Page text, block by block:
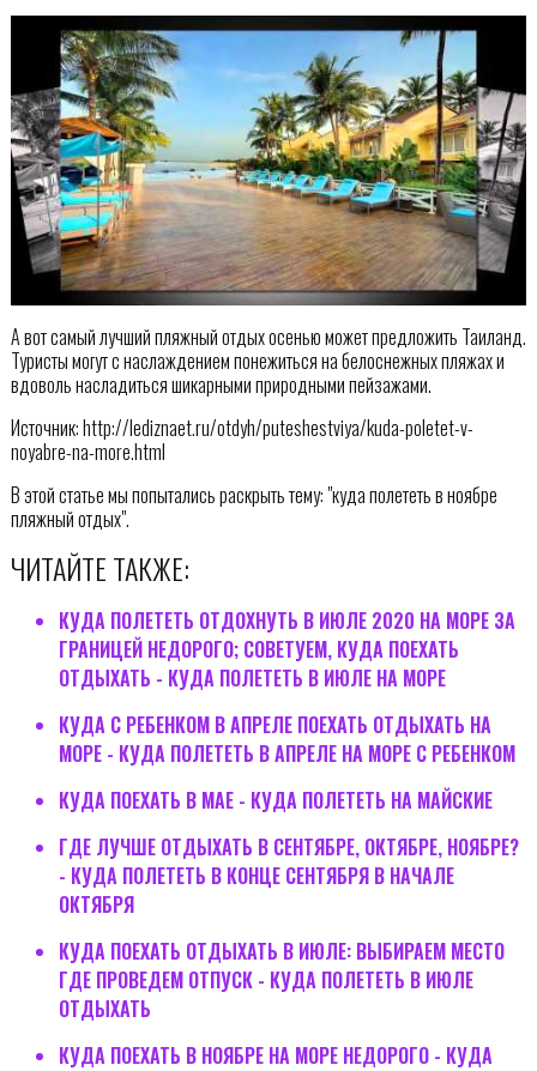
А вот самый лучший пляжный отдых осенью может предложить Таиланд.
Туристы могут с наслаждением понежиться на белоснежных пляжах и
вдоволь насладиться шикарными природными пейзажами.
Источник: http://lediznaet.ru/otdyh/puteshestviya/kuda-poletet-v-
noyabre-na-more.html
В этой статье мы попытались раскрыть тему: "куда полететь в ноябре
пляжный отдых".
ЧИТАЙТЕ ТАКЖЕ:
КУДА ПОЛЕТЕТЬ ОТДОХНУТЬ В ИЮЛЕ 2020 НА МОРЕ ЗА
ГРАНИЦЕЙ НЕДОРОГО; СОВЕТУЕМ, КУДА ПОЕХАТЬ
ОТДЫХАТЬ - КУДА ПОЛЕТЕТЬ В ИЮЛЕ НА МОРЕ
КУДА С РЕБЕНКОМ В АПРЕЛЕ ПОЕХАТЬ ОТДЫХАТЬ НА
МОРЕ - КУДА ПОЛЕТЕТЬ В АПРЕЛЕ НА МОРЕ С РЕБЕНКОМ
КУДА ПОЕХАТЬ В МАЕ - КУДА ПОЛЕТЕТЬ НА МАЙСКИЕ
ГДЕ ЛУЧШЕ ОТДЫХАТЬ В СЕНТЯБРЕ, ОКТЯБРЕ, НОЯБРЕ?
- КУДА ПОЛЕТЕТЬ В КОНЦЕ СЕНТЯБРЯ В НАЧАЛЕ
ОКТЯБРЯ
КУДА ПОЕХАТЬ ОТДЫХАТЬ В ИЮЛЕ: ВЫБИРАЕМ МЕСТО
ГДЕ ПРОВЕДЕМ ОТПУСК - КУДА ПОЛЕТЕТЬ В ИЮЛЕ
ОТДЫХАТЬ
КУДА ПОЕХАТЬ В НОЯБРЕ НА МОРЕ НЕДОРОГО - КУДА